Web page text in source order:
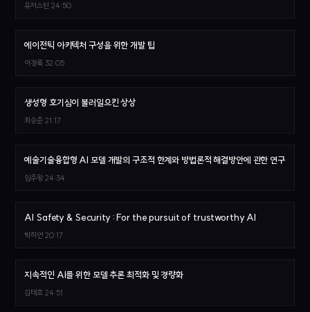
유저스틴 24:50
에이전틱 아키텍처 구성을 위한 개발 팁
이경록 32:05
생성형 호기심이 불러일으킨 상상
최승준 21:17
예술기술융합형 AI 모델 개발의 구조적 한계와 방법론적 해결방안에 관한 연구
임주왕 24:34
AI Safety & Security : For the pursuit of trustworthy AI
박하언 20:17
지속적인 AI를 위한 모델 추론 최적화 및 경량화
김태호 24:51